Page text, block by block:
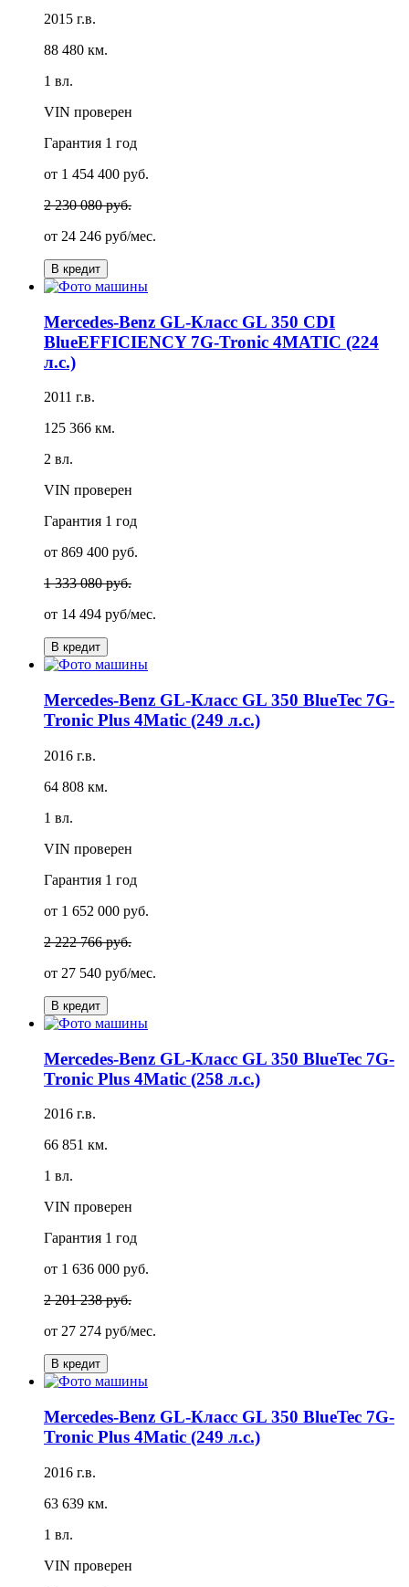
2015 г.в.
88 480 км.
1 вл.
VIN проверен
Гарантия 1 год
от 1 454 400 руб.
2 230 080 руб.
от 24 246 руб/мес.
В кредит
Mercedes-Benz GL-Класс GL 350 CDI
BlueEFFICIENCY 7G-Tronic 4MATIC (224
л.с.)
2011 г.в.
125 366 км.
2 вл.
VIN проверен
Гарантия 1 год
от 869 400 руб.
1 333 080 руб.
от 14 494 руб/мес.
В кредит
Mercedes-Benz GL-Класс GL 350 BlueTec 7G-
Tronic Plus 4Matic (249 л.с.)
2016 г.в.
64 808 км.
1 вл.
VIN проверен
Гарантия 1 год
от 1 652 000 руб.
2 222 766 руб.
от 27 540 руб/мес.
В кредит
Mercedes-Benz GL-Класс GL 350 BlueTec 7G-
Tronic Plus 4Matic (258 л.с.)
2016 г.в.
66 851 км.
1 вл.
VIN проверен
Гарантия 1 год
от 1 636 000 руб.
2 201 238 руб.
от 27 274 руб/мес.
В кредит
Mercedes-Benz GL-Класс GL 350 BlueTec 7G-
Tronic Plus 4Matic (249 л.с.)
2016 г.в.
63 639 км.
1 вл.
VIN проверен